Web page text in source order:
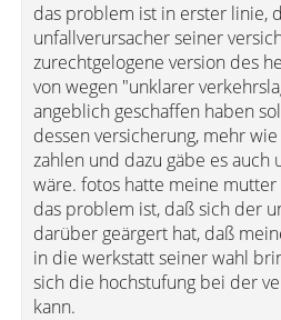
das problem ist in erster linie,
unfallverursacher seiner
zurechtgelogene version des
von wegen "unklarer
angeblich geschaffen haben
dessen versicherung, mehr
zahlen und dazu gäbe es auch
wäre. fotos hatte meine
das problem ist, daß sich der
darüber geärgert hat, daß
in die werkstatt seiner wahl
sich die hochstufung bei der
kann.